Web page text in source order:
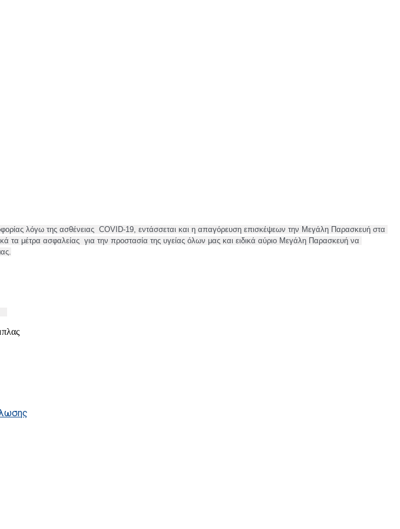
λόγω της ασθένειας  COVID-19, εντάσσεται και η απαγόρευση επισκέψεων την Μεγάλη Παρασκευή στα
τα μέτρα ασφαλείας  για την προστασία της υγείας όλων μας και ειδικά αύριο Μεγάλη Παρασκευή να